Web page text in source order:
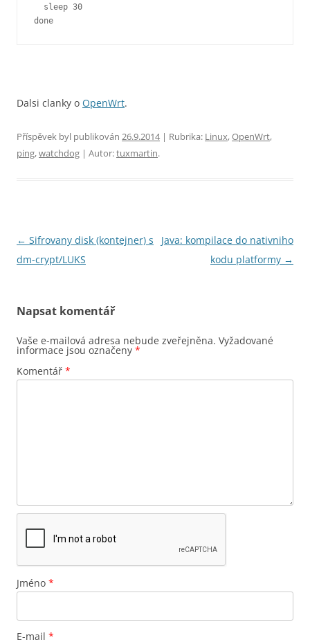
  sleep 30
done
Dalsi clanky o OpenWrt.
Příspěvek byl publikován 26.9.2014| Rubrika: Linux,OpenWrt,
ping,watchdog | Autor:tuxmartin.
Navigace
pro
← Sifrovany disk (kontejner) s
dm-crypt/LUKS
Java: kompilace do nativniho
kodu platformy →
Napsat komentář
Vaše e-mailová adresa nebude zveřejněna. Vyžadované
informace jsou označeny *
Komentář *
Jméno *
E-mail *